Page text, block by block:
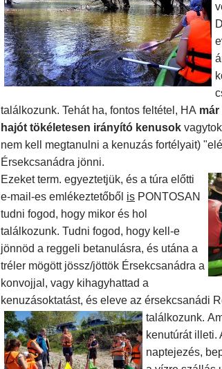
találkozunk. Tehát ha, fontos feltétel, HA
hajót tökéletesen irányító kenusok
nem kell megtanulni a kenuzás fortélyait)
Érsekcsanádra jönni.
Ezeket term. egyeztetjük, és a túra előtti
e-mail-es emlékeztetőből is PONTOSAN
tudni fogod, hogy mikor és hol
találkozunk. Tudni fogod, hogy kell-e
jönnöd a reggeli betanulásra, és utána a
tréler mögött jössz/jöttök Érsekcsanádra a
konvojjal, vagy kihagyhattad a
kenuzásoktatást, és eleve az érsekcsanádi
találkozunk.
kenutúrát illeti.
naptejezés,